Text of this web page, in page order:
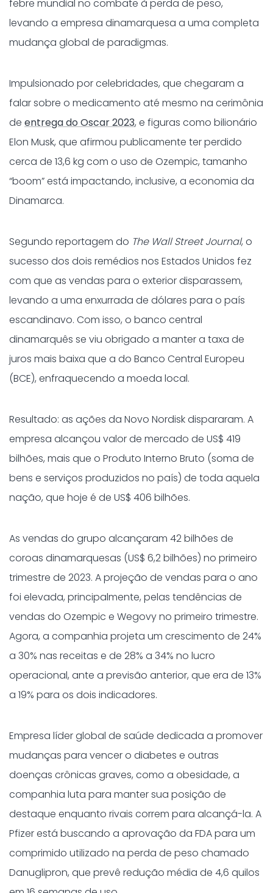
febre mundial no combate à perda de peso,
levando a empresa dinamarquesa a uma completa
mudança global de paradigmas.
Impulsionado por celebridades, que chegaram a
falar sobre o medicamento até mesmo na cerimônia
de entrega do Oscar 2023, e figuras como bilionário
Elon Musk, que afirmou publicamente ter perdido
cerca de 13,6 kg com o uso de Ozempic, tamanho
“boom” está impactando, inclusive, a economia da
Dinamarca.
Segundo reportagem do The Wall Street Journal, o
sucesso dos dois remédios nos Estados Unidos fez
com que as vendas para o exterior disparassem,
levando a uma enxurrada de dólares para o país
escandinavo. Com isso, o banco central
dinamarquês se viu obrigado a manter a taxa de
juros mais baixa que a do Banco Central Europeu
(BCE), enfraquecendo a moeda local.
Resultado: as ações da Novo Nordisk dispararam. A
empresa alcançou valor de mercado de US$ 419
bilhões, mais que o Produto Interno Bruto (soma de
bens e serviços produzidos no país) de toda aquela
nação, que hoje é de US$ 406 bilhões.
As vendas do grupo alcançaram 42 bilhões de
coroas dinamarquesas (US$ 6,2 bilhões) no primeiro
trimestre de 2023. A projeção de vendas para o ano
foi elevada, principalmente, pelas tendências de
vendas do Ozempic e Wegovy no primeiro trimestre.
Agora, a companhia projeta um crescimento de 24%
a 30% nas receitas e de 28% a 34% no lucro
operacional, ante a previsão anterior, que era de 13%
a 19% para os dois indicadores.
Empresa líder global de saúde dedicada a promover
mudanças para vencer o diabetes e outras
doenças crônicas graves, como a obesidade, a
companhia luta para manter sua posição de
destaque enquanto rivais correm para alcançá-la. A
Pfizer está buscando a aprovação da FDA para um
comprimido utilizado na perda de peso chamado
Danuglipron, que prevê redução média de 4,6 quilos